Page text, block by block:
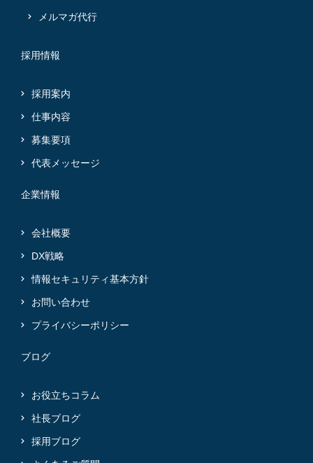
メルマガ代行
採用情報
採用案内
仕事内容
募集要項
代表メッセージ
企業情報
会社概要
DX戦略
情報セキュリティ基本方針
お問い合わせ
プライバシーポリシー
ブログ
お役立ちコラム
社長ブログ
採用ブログ